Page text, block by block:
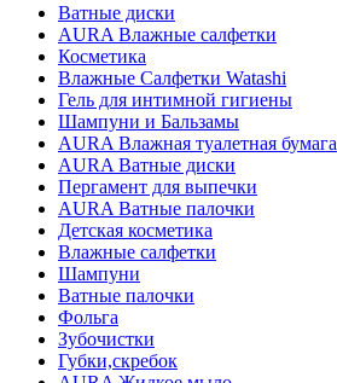
Ватные диски
AURA Влажные салфетки
Косметика
Влажные Салфетки Watashi
Гель для интимной гигиены
Шампуни и Бальзамы
AURA Влажная туалетная бумага
AURA Ватные диски
Пергамент для выпечки
AURA Ватные палочки
Детская косметика
Влажные салфетки
Шампуни
Ватные палочки
Фольга
Зубочистки
Губки,скребок